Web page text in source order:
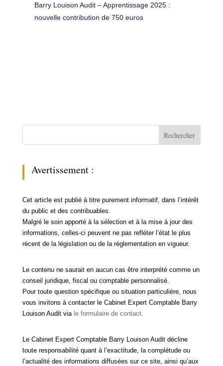
Barry Louison Audit – Apprentissage 2025 :
nouvelle contribution de 750 euros
Rechercher
Avertissement :
Cet article est publié à titre purement informatif, dans l’intérêt
du public et des contribuables.
Malgré le soin apporté à la sélection et à la mise à jour des
informations, celles-ci peuvent ne pas refléter l’état le plus
récent de la législation ou de la réglementation en vigueur.
Le contenu ne saurait en aucun cas être interprété comme un
conseil juridique, fiscal ou comptable personnalisé.
Pour toute question spécifique ou situation particulière, nous
vous invitons à contacter le Cabinet Expert Comptable Barry
Louison Audit via le formulaire de contact.
Le Cabinet Expert Comptable Barry Louison Audit décline
toute responsabilité quant à l’exactitude, la complétude ou
l’actualité des informations diffusées sur ce site, ainsi qu’aux